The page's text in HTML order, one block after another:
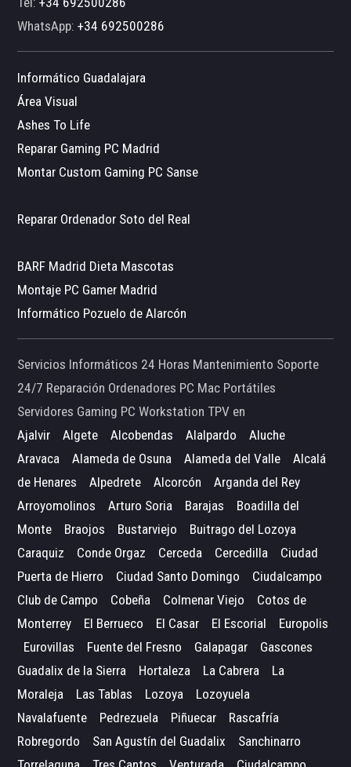
WhatsApp:+34 692500286
Informático Guadalajara
Área Visual
Ashes To Life
Reparar Gaming PC Madrid
Montar Custom Gaming PC Sanse
Reparar Ordenador Soto del Real
BARF Madrid Dieta Mascotas
Montaje PC Gamer Madrid
Informático Pozuelo de Alarcón
Servicios Informáticos 24 Horas Mantenimiento Soporte
24/7 Reparación Ordenadores PC Mac Portátiles
Servidores Gaming PC Workstation TPV en
Ajalvir
Algete Alcobendas Alalpardo
Aluche
Aravaca
Alameda de Osuna Alameda del Valle
Alcalá
de Henares
Alpedrete Alcorcón
Arganda del Rey
Arroyomolinos
Arturo Soria Barajas
Boadilla del
Monte
Braojos Bustarviejo
Buitrago del Lozoya
Caraquiz
Conde Orgaz Cerceda Cercedilla
Ciudad
Puerta de Hierro
Ciudad Santo Domingo
Ciudalcampo
Club de Campo
Cobeña Colmenar Viejo
Cotos de
Monterrey
El Berrueco El Casar El Escorial
Europolis
Eurovillas
Fuente del Fresno Galapagar
Gascones
Guadalix de la Sierra
Hortaleza La Cabrera
La
Moraleja
Las Tablas Lozoya
Lozoyuela
Navalafuente
Pedrezuela Piñuecar
Rascafría
Robregordo
San Agustín del Guadalix
Sanchinarro